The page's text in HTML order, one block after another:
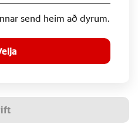
send heim að dyrum.